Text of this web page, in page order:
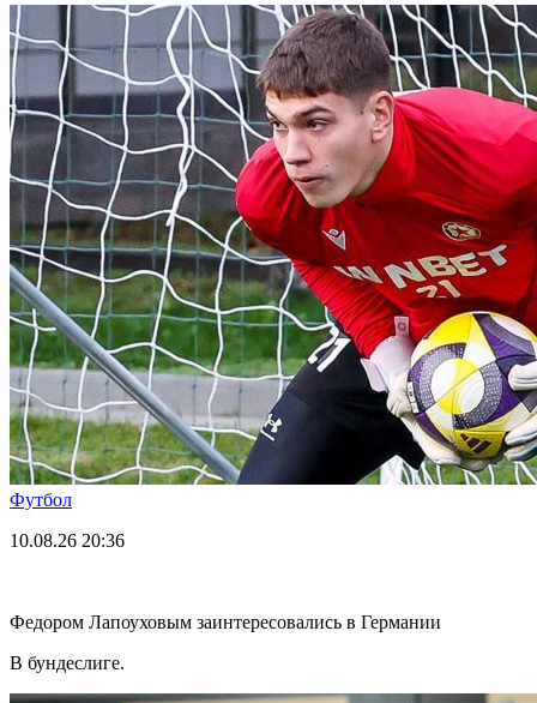
Футбол
10.08.26 20:36
Федором Лапоуховым заинтересовались в Германии
В бундеслиге.